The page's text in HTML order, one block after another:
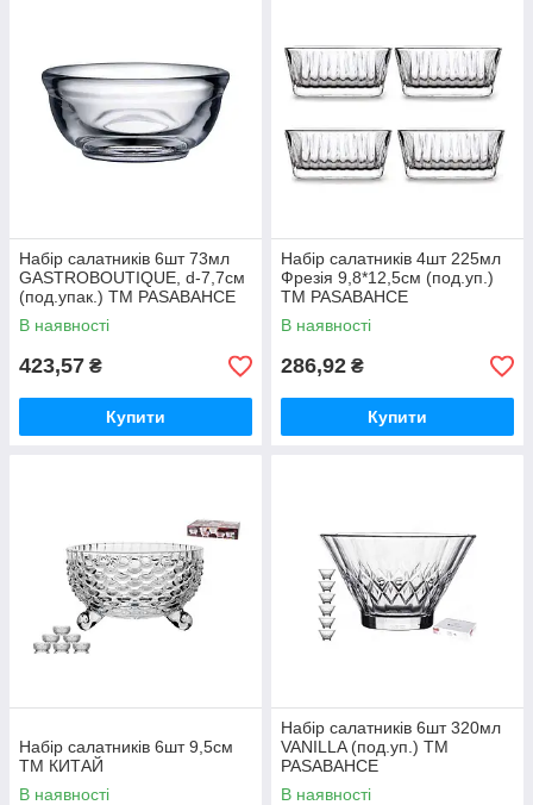
Набір салатників 6шт 73мл
GASTROBOUTIQUE, d-7,7см
(под.упак.) ТМ PASABAHCE
В наявності
423,57 ₴
Купити
Набір салатників 4шт 225мл
Фрезія 9,8*12,5см (под.уп.)
ТМ PASABAHCE
В наявності
286,92 ₴
Купити
Набір салатників 6шт 9,5см
ТМ КИТАЙ
В наявності
Набір салатникiв 6шт 320мл
VANILLA (под.уп.) ТМ
PASABAHCE
В наявності